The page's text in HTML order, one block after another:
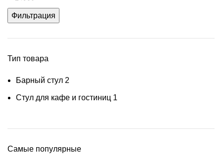
Фильтрация
Тип товара
Барный стул 2
Стул для кафе и гостиниц 1
Самые популярные